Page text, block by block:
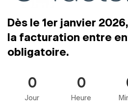
Dès le 1er janvier
la facturation entre
obligatoire.
0
Jour
0
Heure